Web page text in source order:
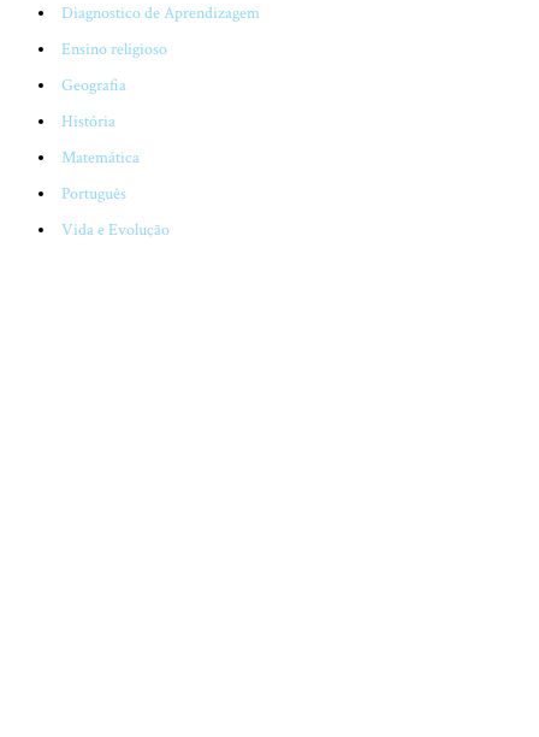
Diagnostico de Aprendizagem
Ensino religioso
Geografia
História
Matemática
Português
Vida e Evolução